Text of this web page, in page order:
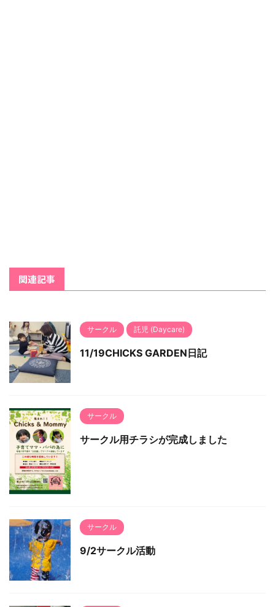
関連記事
サークル 託児 (Daycare)
11/19CHICKS GARDEN日記
サークル
サークル用チラシが完成しました
サークル
9/2サークル活動